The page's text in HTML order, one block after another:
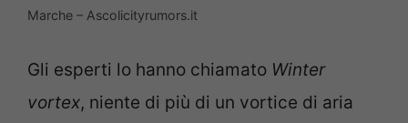
Marche – Ascolicityrumors.it
Gli esperti lo hanno chiamato Winter
vortex, niente di più di un vortice di aria